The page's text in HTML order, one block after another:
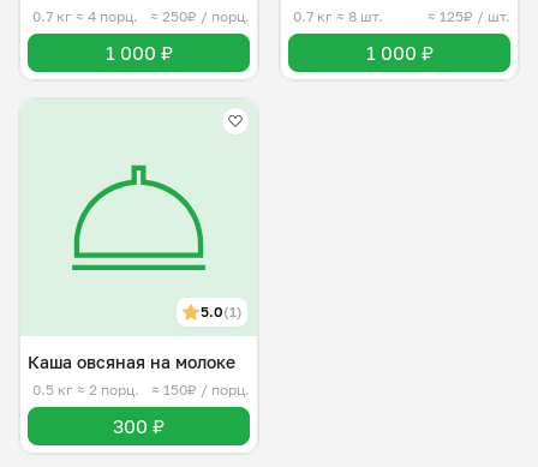
0.7 кг ≈ 4 порц. ≈ 250₽ / порц.
1 000 ₽
0.7 кг ≈ 8 шт. ≈ 125₽ / шт.
1 000 ₽
5.0(1)
Каша овсяная на молоке
0.5 кг ≈ 2 порц. ≈ 150₽ / порц.
300 ₽